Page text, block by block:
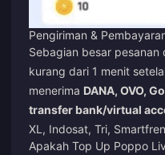
Pengiriman &
Sebagian besar pesanan
kurang dari 1 menit
menerima DANA, OVO,
transfer bank/virtual
XL, Indosat, Tri,
Apakah Top Up Poppo